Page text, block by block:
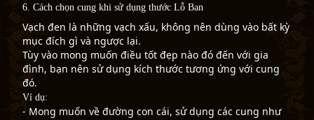
6. Cách chọn cung khi sử dụng thước Lỗ Ban
Vạch đen là những vạch xấu, không nên dùng vào bất kỳ
mục đích gì và ngược lại.
Tùy vào mong muốn điều tốt đẹp nào đó đến với gia
đình, bạn nên sử dụng kích thước tương ứng với cung
đó.
Ví dụ:
- Mong muốn về đường con cái, sử dụng các cung như